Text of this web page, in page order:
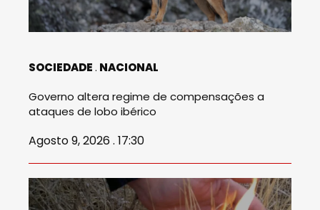
SOCIEDADE NACIONAL
Governo altera regime de compensações a
ataques de lobo ibérico
Agosto 9, 2026 . 17:30